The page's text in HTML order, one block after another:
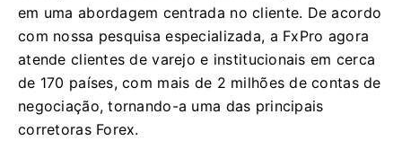
em uma abordagem centrada no cliente. De acordo
com nossa pesquisa especializada, a FxPro agora
atende clientes de varejo e institucionais em cerca
de 170 países, com mais de 2 milhões de contas de
negociação, tornando-a uma das principais
corretoras Forex.